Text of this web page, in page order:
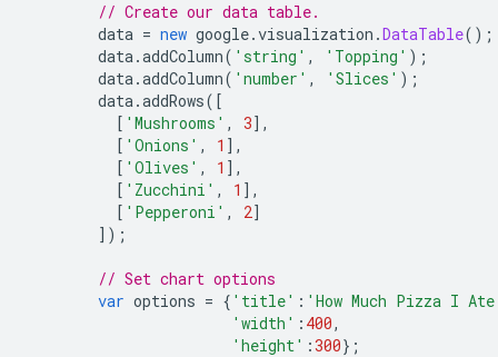
// Create our data table.
data = new google.visualization .DataTable();
data.addColumn( 'string' , 'Topping' );
data.addColumn( 'number' , 'Slices' );
data.addRows([
[ 'Mushrooms' , 3],
[ 'Onions' , 1 ],
[ 'Olives' , 1 ],
[ 'Zucchini' , 1 ],
[ 'Pepperoni' , 2]
]);
// Set chart options
var options = { 'title' : 'How Much Pizza I
'width' : 400,
'height' :300};